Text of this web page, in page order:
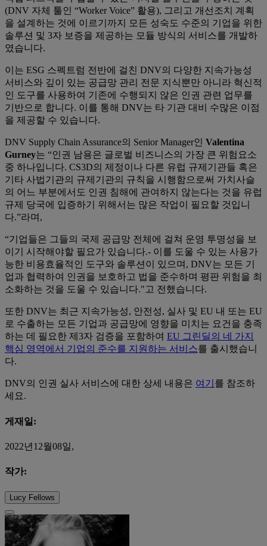
(DNV 자체 툴인 “Worker Voice” 활용), 그리고 개선조치 계획
을 설계하는 것에 이르기까지 모든 성숙도 수준의 기업을 위한
솔루션 및 3자 보증을 제공하는 모듈 방식의 서비스를 개발하
였습니다.
이는 ESG 스펙트럼 전반에 걸친 DNV의 다양한 지속가능성
서비스와 깊이 있는 공급망 관리 전문 지식뿐만 아니라 혁신적
인 도구를 사용하여 기존에 수행되지 않은 인권 관련 업무를
기반으로 합니다. 이를 통해 DNV는 타 기관 대비 수많은 이점
을 제공할 수 있습니다.
DNV Supply Chain Assurance의 Senior Manager인 Valentina
Gurney는 “인권 남용은 글로벌 비즈니스의 가장 큰 위험요소
중 하나입니다. CS3D의 제정이나 다른 유럽 규제기관들 혹은
기타 사법기관의 규제기관의 규칙을 시행함으로써 가치사슬
의 어느 부분에서도 인권 침해에 관여하지 않는다는 것을 유럽
규제 당국에 입증하기 위해서는 많은 작업이 필요할 것입니
다.”라며,
“기업들은 그들의 국제 공급망 전체에 걸쳐 운영 투명성을 보
이기 시작해야할 필요가 있습니다.- 이를 도울 수 있는 사용가
능한 비용효율적인 도구와 솔루션이 있으며, DNV는 모든 기
업과 협력하여 인권을 보호하고 법을 준수하며 평판 위험을 최
소화하는 것을 도울 수 있습니다."고 전했습니다.
또한 DNV는 최근 지속가능성, 안전성, 실사 및 EU 내 또는 EU
로 수출하는 모든 기업과 공급망에 영향을 미치는 요건을 충족
하는 데 필요한 제3자 검증을 포함하여 EU 그린딜의 네 가지
핵심 영역에서 기업의 준수를 지원하는 서비스를 출시했습니
다.
DNV의 인권 실사 서비스에 대한 상세 내용은 여기 를 참조하
세요.
게재일:
2022년12월08일,
작가:
Lucy Fellows